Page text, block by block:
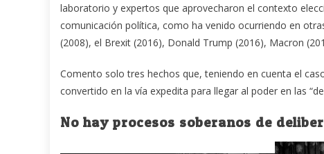
laboratorio y expertos que aprovecharon el contexto
comunicación política, como ha venido ocurriendo en
(2008), el Brexit (2016), Donald Trump (2016), Macron
Comento solo tres hechos que, teniendo en cuenta el
convertido en la vía expedita para llegar al poder en las
No hay procesos soberanos de